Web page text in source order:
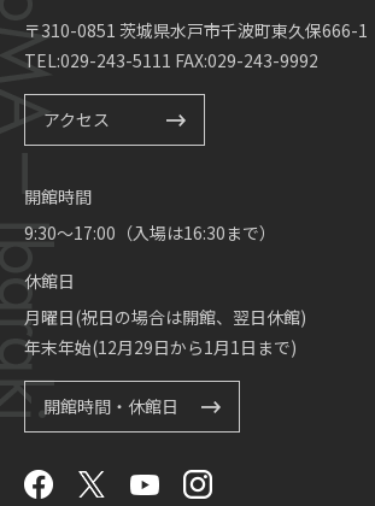
〒310-0851 茨城県水戸市千波町東久保666-1
TEL:029-243-5111 FAX:029-243-9992
アクセス
開館時間
9:30～17:00（入場は16:30まで）
休館日
月曜日(祝日の場合は開館、翌日休館)
年末年始(12月29日から1月1日まで)
開館時間・休館日